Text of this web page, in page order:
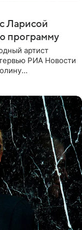
Ларисой
программу
артист
РИА Новости